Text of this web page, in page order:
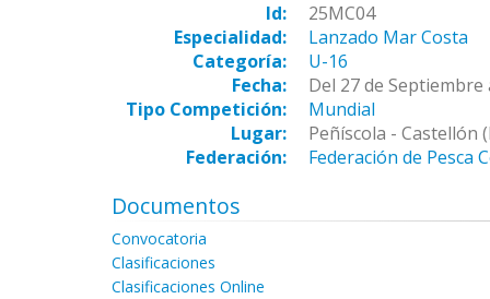
Id:
25MC04
Especialidad:
Lanzado Mar Costa
Categoría:
U-16
Fecha:
Del 27 de
Tipo Competición:
Mundial
Lugar:
Peñíscola - Castellón
Federación:
Federación de Pesca
Documentos
Convocatoria
Clasificaciones
Clasificaciones Online